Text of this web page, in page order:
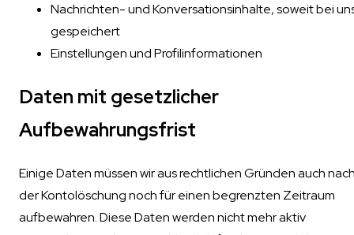
Nachrichten- und Konversationsinhalte, soweit bei
gespeichert
Einstellungen und Profilinformationen
Daten mit gesetzlicher
Aufbewahrungsfrist
Einige Daten müssen wir aus rechtlichen Gründen auch
der Kontolöschung noch für einen begrenzten Zeitraum
aufbewahren. Diese Daten werden nicht mehr aktiv